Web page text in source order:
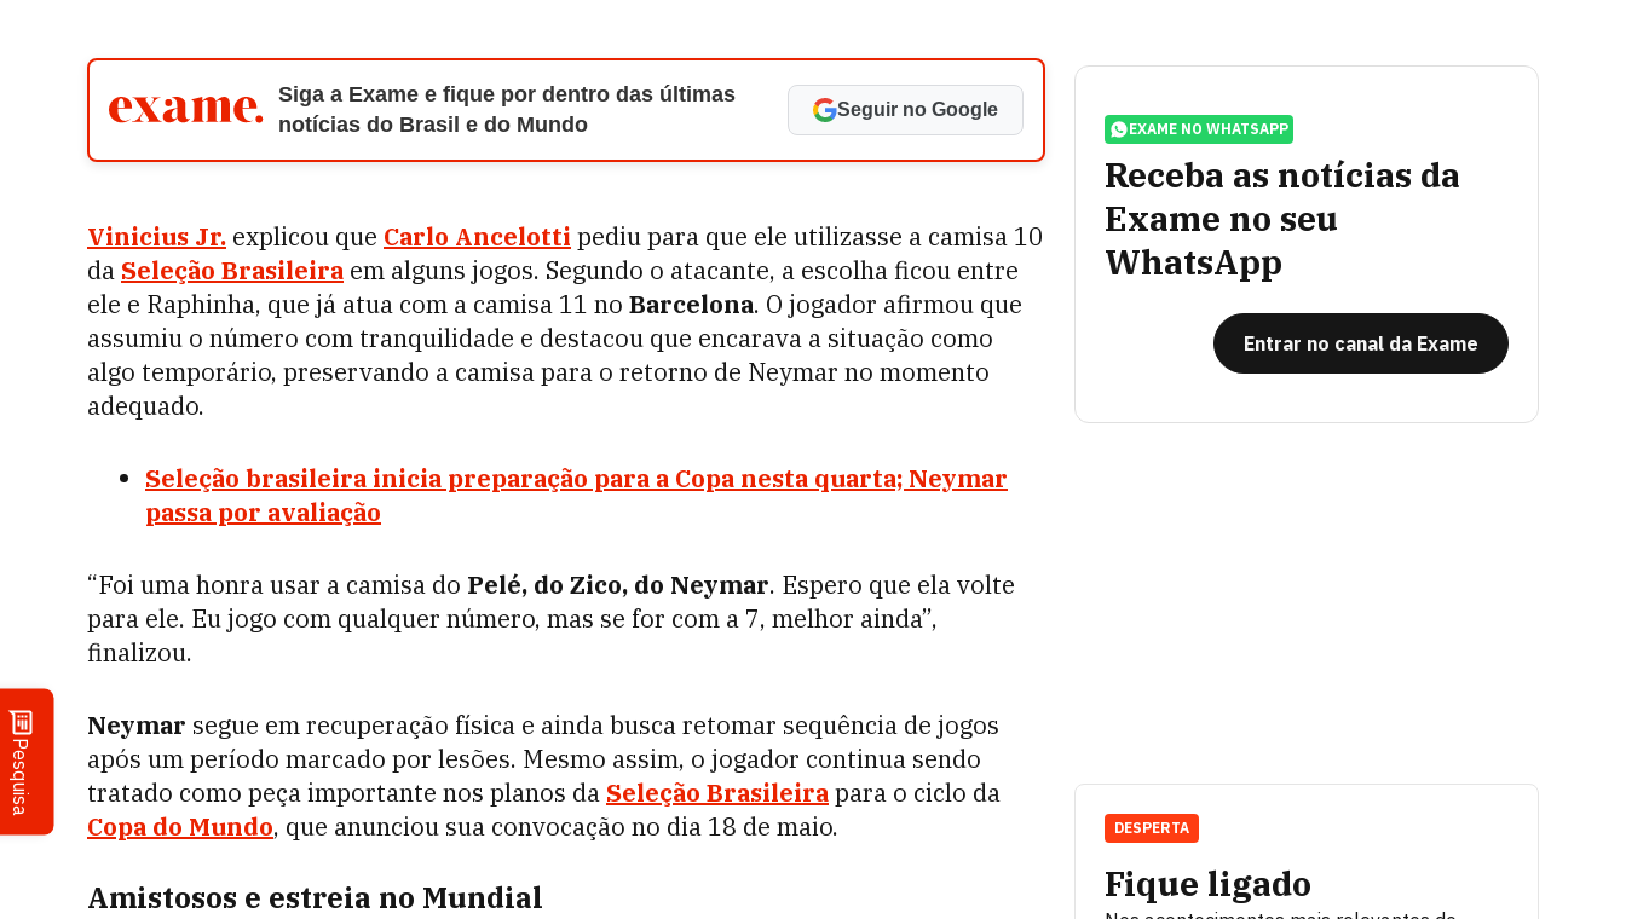
Pesquisa
Siga a Exame e fique por dentro das últimas
notícias do Brasil e do Mundo
Seguir no Google
Vinicius Jr. explicou que Carlo Ancelotti pediu para que ele utilizasse a camisa 10
da Seleção Brasileira em alguns jogos. Segundo o atacante, a escolha ficou entre
ele e Raphinha, que já atua com a camisa 11 no Barcelona. O jogador afirmou que
assumiu o número com tranquilidade e destacou que encarava a situação como
algo temporário, preservando a camisa para o retorno de Neymar no momento
adequado.
Seleção brasileira inicia preparação para a Copa nesta quarta; Neymar
passa por avaliação
“Foi uma honra usar a camisa do Pelé, do Zico, do Neymar. Espero que ela volte
para ele. Eu jogo com qualquer número, mas se for com a 7, melhor ainda”,
finalizou.
Neymar segue em recuperação física e ainda busca retomar sequência de jogos
após um período marcado por lesões. Mesmo assim, o jogador continua sendo
tratado como peça importante nos planos da Seleção Brasileirapara o ciclo da
Copa do Mundo, que anunciou sua convocação no dia 18 de maio.
Amistosos e estreia no Mundial
EXAME NO WHATSAPP
Receba as notícias da
Exame no seu
WhatsApp
Entrar no canal da Exame
Fique ligado
DESPERTA